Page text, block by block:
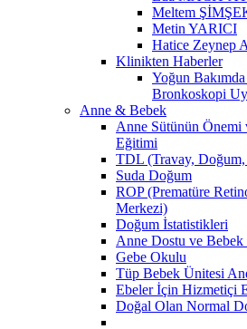
Meltem
Metin YARICI
Hatice Zeynep
Klinikten Haberler
Yoğun
Bronkoskopi
Anne & Bebek
Anne Sütünün Önemi
Eğitimi
TDL (Travay, Doğum,
Suda Doğum
ROP (Prematüre
Merkezi)
Doğum İstatistikleri
Anne Dostu ve Bebek
Gebe Okulu
Tüp Bebek Ünitesi
Ebeler İçin Hizmetiçi
Doğal Olan Normal